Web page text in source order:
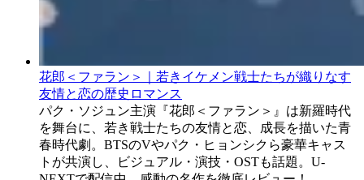
花郎＜ファラン＞｜若きイケメン戦士たちが織りなす
友情と恋の歴史ロマンス
パク・ソジュン主演『花郎＜ファラン＞』は新羅時代
を舞台に、若き戦士たちの友情と恋、成長を描いた青
春時代劇。BTSのVやパク・ヒョンシクら豪華キャス
トが共演し、ビジュアル・演技・OSTも話題。U-